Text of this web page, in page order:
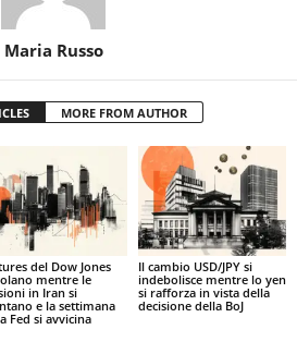
Maria Russo
MORE FROM AUTHOR
del Dow Jones
mentre le
in Iran si
e la settimana
Fed si avvicina
Il cambio USD/JPY si
indebolisce mentre lo yen
si rafforza in vista della
decisione della BoJ